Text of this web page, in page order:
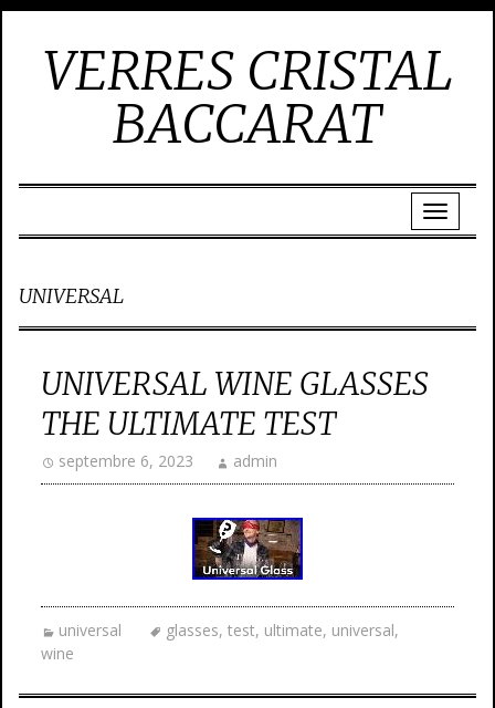
VERRES CRISTAL
BACCARAT
UNIVERSAL
UNIVERSAL WINE GLASSES
THE ULTIMATE TEST
septembre 6, 2023 admin
universal glasses, test, ultimate, universal,
wine